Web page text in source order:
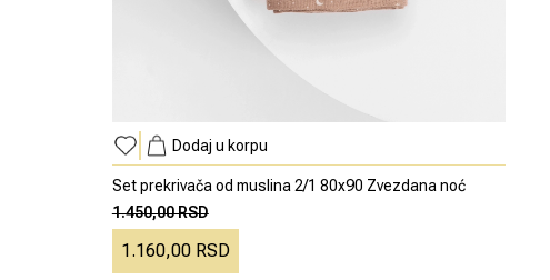
Dodaj u korpu
Set prekrivača od muslina 2/1 80x90 Zvezdana noć
1.450,00 RSD
1.160,00 RSD